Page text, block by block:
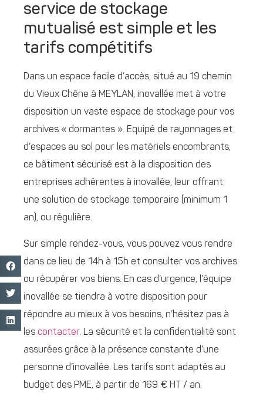
service de stockage
mutualisé est simple et les
tarifs compétitifs
Dans un espace facile d’accès, situé au 19 chemin
du Vieux Chêne à MEYLAN, inovallée met à votre
disposition un vaste espace de stockage pour vos
archives « dormantes ». Equipé de rayonnages et
d’espaces au sol pour les matériels encombrants,
ce bâtiment sécurisé est à la disposition des
entreprises adhérentes à inovallée, leur offrant
une solution de stockage temporaire (minimum 1
an), ou régulière.
Sur simple rendez-vous, vous pouvez vous rendre
dans ce lieu de 14h à 15h et consulter vos archives
ou récupérer vos biens. En cas d’urgence, l’équipe
inovallée se tiendra à votre disposition pour
répondre au mieux à vos besoins, n’hésitez pas à
les contacter. La sécurité et la confidentialité sont
assurées grâce à la présence constante d’une
personne d’inovallée. Les tarifs sont adaptés au
budget des PME, à partir de 169 € HT / an.